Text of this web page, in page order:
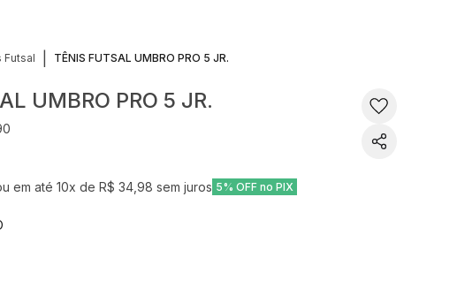
Futsal TÊNIS FUTSAL UMBRO PRO 5 JR.
UMBRO PRO 5 JR.
em até10x deR$ 34,98 sem juros 5% OFF no PIX